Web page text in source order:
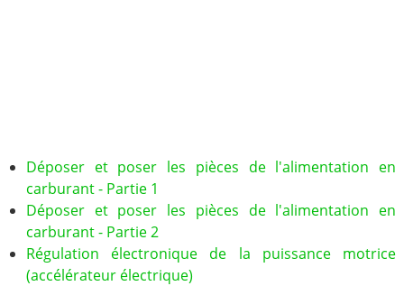
Déposer et poser les pièces de l'alimentation en
carburant - Partie 1
Déposer et poser les pièces de l'alimentation en
carburant - Partie 2
Régulation électronique de la puissance motrice
(accélérateur électrique)